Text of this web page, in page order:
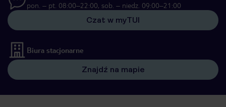
pon. – pt. 08:00–22:00, sob. – niedz. 09:00–21:00
Czat w myTUI
Biura stacjonarne
Znajdź na mapie